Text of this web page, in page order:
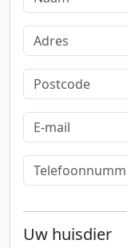
Uw huisdier